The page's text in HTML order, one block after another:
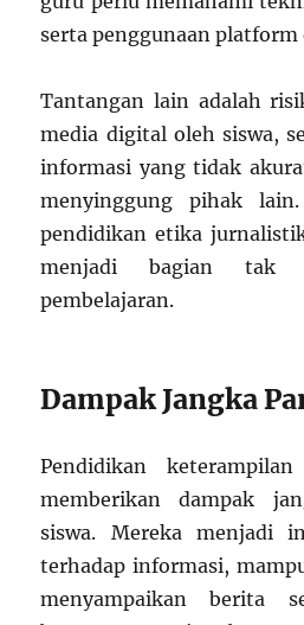
serta penggunaan
Tantangan lain adalah
media digital oleh siswa,
informasi yang tidak
menyinggung pihak
pendidikan etika
menjadi bagian tak
pembelajaran.
Dampak Jangka
Pendidikan
memberikan dampak
siswa. Mereka menjadi
terhadap informasi,
menyampaikan berita